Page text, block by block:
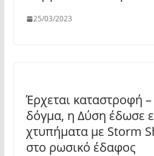
25/03/2023
Έρχεται καταστροφή –
δόγμα, η Δύση έδωσε
χτυπήματα με Storm
στο ρωσικό έδαφος